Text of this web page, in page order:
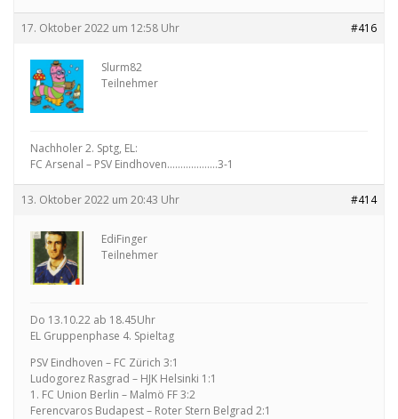
17. Oktober 2022 um 12:58 Uhr #416
Slurm82
Teilnehmer
Nachholer 2. Sptg, EL:
FC Arsenal – PSV Eindhoven……………….3-1
13. Oktober 2022 um 20:43 Uhr #414
EdiFinger
Teilnehmer
Do 13.10.22 ab 18.45Uhr
EL Gruppenphase 4. Spieltag
PSV Eindhoven – FC Zürich 3:1
Ludogorez Rasgrad – HJK Helsinki 1:1
1. FC Union Berlin – Malmö FF 3:2
Ferencvaros Budapest – Roter Stern Belgrad 2:1